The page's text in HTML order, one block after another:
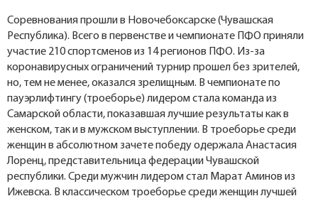
Соревнования прошли в Новочебоксарске (Чувашская
Республика). Всего в первенстве и чемпионате ПФО приняли
участие 210 спортсменов из 14 регионов ПФО. Из-за
коронавирусных ограничений турнир прошел без зрителей,
но, тем не менее, оказался зрелищным. В чемпионате по
пауэрлифтингу (троеборье) лидером стала команда из
Самарской области, показавшая лучшие результаты как в
женском, так и в мужском выступлении. В троеборье среди
женщин в абсолютном зачете победу одержала Анастасия
Лоренц, представительница федерации Чувашской
республики. Среди мужчин лидером стал Марат Аминов из
Ижевска. В классическом троеборье среди женщин лучшей